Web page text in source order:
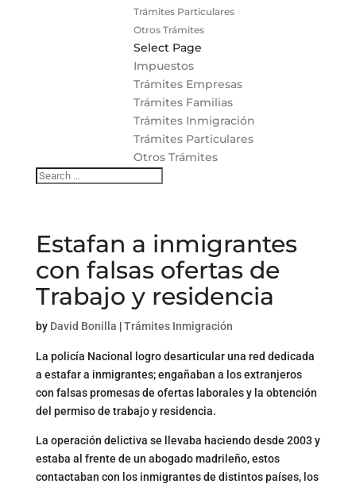
Trámites Particulares
Otros Trámites
Select Page
Impuestos
Trámites Empresas
Trámites Familias
Trámites Inmigración
Trámites Particulares
Otros Trámites
Estafan a inmigrantes
con falsas ofertas de
Trabajo y residencia
by David Bonilla |Trámites Inmigración
La policía Nacional logro desarticular una red dedicada
a estafar a inmigrantes; engañaban a los extranjeros
con falsas promesas de ofertas laborales y la obtención
del permiso de trabajo y residencia.
La operación delictiva se llevaba haciendo desde 2003 y
estaba al frente de un abogado madrileño, estos
contactaban con los inmigrantes de distintos países, los